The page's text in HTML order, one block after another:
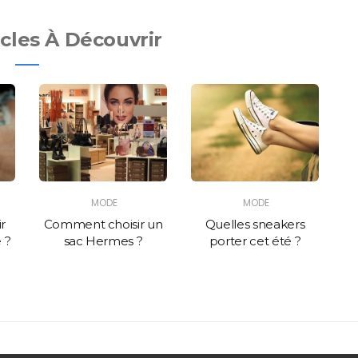
À Découvrir
?
MODE
Comment choisir un
sac Hermes ?
MODE
Quelles sneakers
porter cet été ?